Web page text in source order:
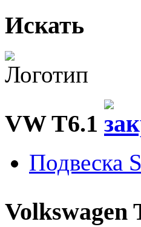
Искать
VW T6.1
Подвеска
Volkswagen